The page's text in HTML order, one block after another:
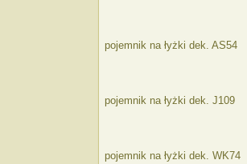
pojemnik na łyżki dek. AS54
pojemnik na łyżki dek. J109
pojemnik na łyżki dek. WK74